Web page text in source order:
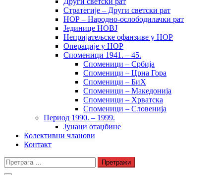
Стратегије – Други светски рат
НОР – Народно-ослободилачки рат
Јединице НОВЈ
Непријатељске офанзиве у НОР
Операције у НОР
Споменици 1941. – 45.
Споменици – Србија
Споменици – Црна Гора
Споменици – БиХ
Споменици – Македонија
Споменици – Хрватска
Споменици – Словенија
Период 1990. – 1999.
Јунаци отаџбине
Колективни чланови
Контакт
Претрага
за: